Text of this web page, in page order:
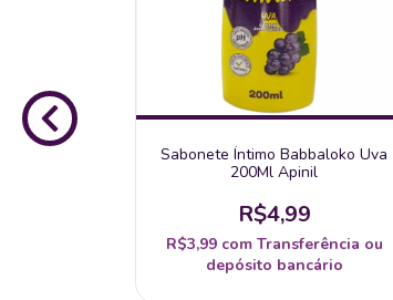
Sabonete Íntimo Babbaloko Uva
200Ml Apinil
R$4,99
R$3,99 com Transferência ou
depósito bancário